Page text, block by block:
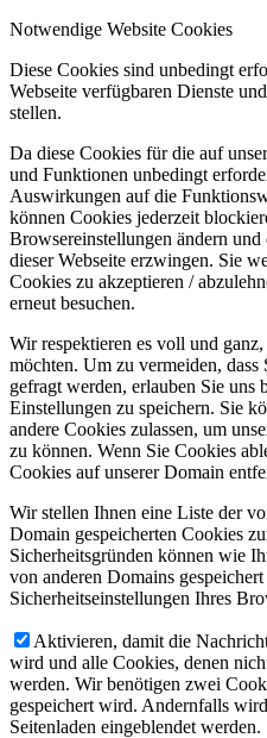
Notwendige Website Cookies
Diese Cookies sind unbedingt
Webseite verfügbaren Dienste
stellen.
Da diese Cookies für die auf
und Funktionen unbedingt
Auswirkungen auf die
können Cookies jederzeit
Browsereinstellungen ändern
dieser Webseite erzwingen. Sie
Cookies zu akzeptieren /
erneut besuchen.
Wir respektieren es voll und
möchten. Um zu vermeiden,
gefragt werden, erlauben Sie
Einstellungen zu speichern. Sie
andere Cookies zulassen, um
zu können. Wenn Sie Cookies
Cookies auf unserer Domain
Wir stellen Ihnen eine Liste der
Domain gespeicherten Cookies
Sicherheitsgründen können wie
von anderen Domains
Sicherheitseinstellungen Ihres
Aktivieren, damit die
wird und alle Cookies, denen
werden. Wir benötigen zwei
gespeichert wird. Andernfalls
Seitenladen eingeblendet werden.